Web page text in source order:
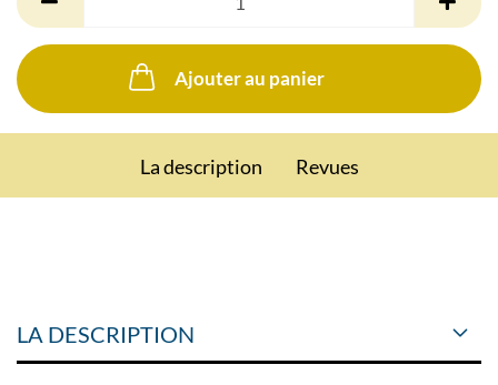
Set
Ajouter au panier
La description Revues
LA DESCRIPTION